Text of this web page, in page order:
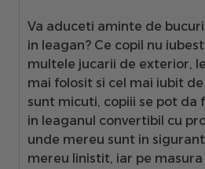
Va aduceti aminte de
in leagan? Ce copil nu
multele jucarii de exterior,
mai folosit si cel mai iubit
sunt micuti, copiii se pot da
in leaganul convertibil cu
unde mereu sunt in
mereu linistit, iar pe